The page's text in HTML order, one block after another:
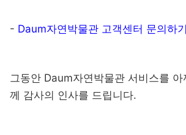
- Daum자연박물관 고객센터 문의하기
그동안 Daum자연박물관 서비스를
께 감사의 인사를 드립니다.